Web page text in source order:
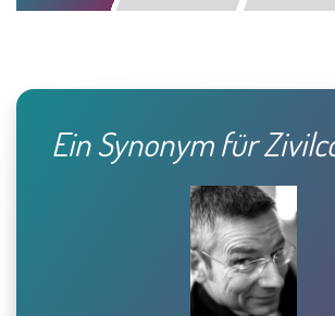
Facebook Instagramm Twitter
Ein Synonym für